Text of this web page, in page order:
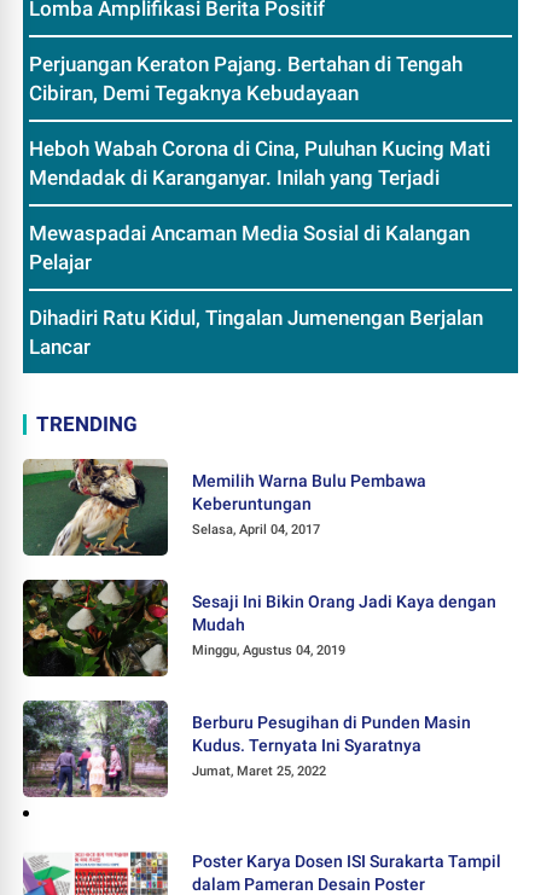
Lomba Amplifikasi Berita Positif
Perjuangan Keraton Pajang. Bertahan di Tengah
Cibiran, Demi Tegaknya Kebudayaan
Heboh Wabah Corona di Cina, Puluhan Kucing Mati
Mendadak di Karanganyar. Inilah yang Terjadi
Mewaspadai Ancaman Media Sosial di Kalangan
Pelajar
Dihadiri Ratu Kidul, Tingalan Jumenengan Berjalan
Lancar
TRENDING
Memilih Warna Bulu Pembawa
Keberuntungan
Selasa, April 04, 2017
Sesaji Ini Bikin Orang Jadi Kaya dengan
Mudah
Minggu, Agustus 04, 2019
Berburu Pesugihan di Punden Masin
Kudus. Ternyata Ini Syaratnya
Jumat, Maret 25, 2022
Poster Karya Dosen ISI Surakarta Tampil
dalam Pameran Desain Poster